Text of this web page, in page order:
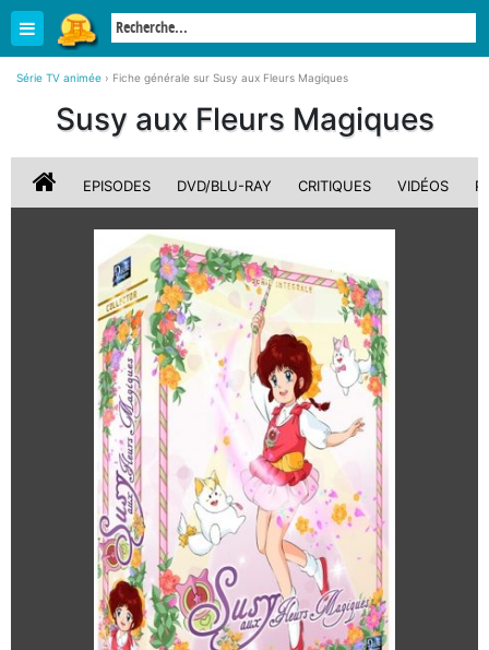
Série TV animée › Fiche générale sur Susy aux Fleurs Magiques
Susy aux Fleurs Magiques
EPISODES DVD/BLU-RAY CRITIQUES VIDÉOS